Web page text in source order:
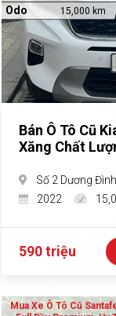
Odo 15,000 km
Bán Ô Tô Cũ
Xăng Chất
Số 2 Dương
2022
590 triệu
Mua Xe Ô Tô Cũ